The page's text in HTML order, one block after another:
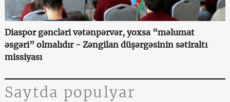
Diaspor gəncləri vətənpərvər, yoxsa “məlumat
əsgəri” olmalıdır - Zəngilan düşərgəsinin sətiraltı
missiyası
Saytda populyar